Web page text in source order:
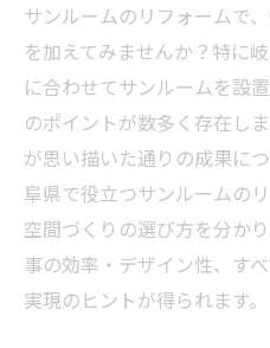
サンルームのリフォームで
を加えてみませんか？特に
に合わせてサンルームを設
のポイントが数多く存在し
が思い描いた通りの成果に
阜県で役立つサンルームの
空間づくりの選び方を分か
事の効率・デザイン性、す
実現のヒントが得られます。